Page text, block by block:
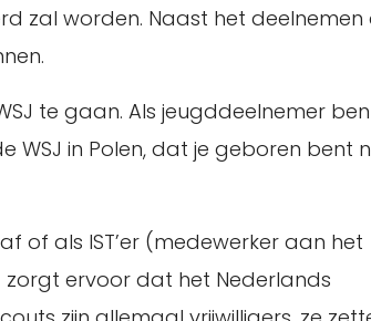
zal worden. Naast het
te gaan. Als jeugddeelnemer
WSJ in Polen, dat je geboren bent
of als IST’er (medewerker aan het
zorgt ervoor dat het Nederlands